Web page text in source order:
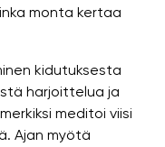
monta kertaa
kidutuksesta
harjoittelua ja
meditoi viisi
Ajan myötä